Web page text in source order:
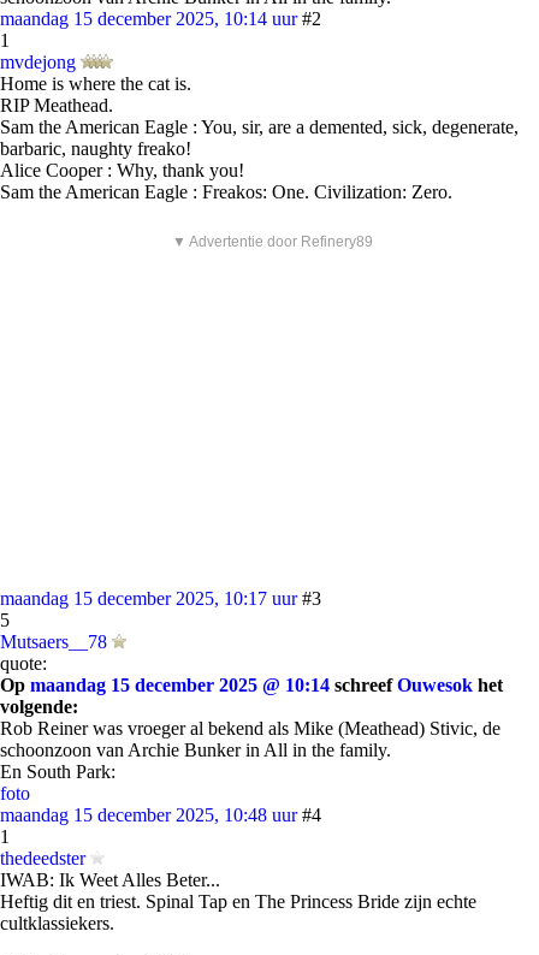
maandag 15 december 2025, 10:14 uur #2
1
mvdejong
Home is where the cat is.
RIP Meathead.
Sam the American Eagle : You, sir, are a demented, sick, degenerate,
barbaric, naughty freako!
Alice Cooper : Why, thank you!
Sam the American Eagle : Freakos: One. Civilization: Zero.
▼ Advertentie door Refinery89
maandag 15 december 2025, 10:17 uur #3
5
Mutsaers__78
quote:
Op maandag 15 december 2025 @ 10:14 schreefOuwesok het
volgende:
Rob Reiner was vroeger al bekend als Mike (Meathead) Stivic, de
schoonzoon van Archie Bunker in All in the family.
En South Park:
foto
maandag 15 december 2025, 10:48 uur #4
1
thedeedster
IWAB: Ik Weet Alles Beter...
Heftig dit en triest. Spinal Tap en The Princess Bride zijn echte
cultklassiekers.